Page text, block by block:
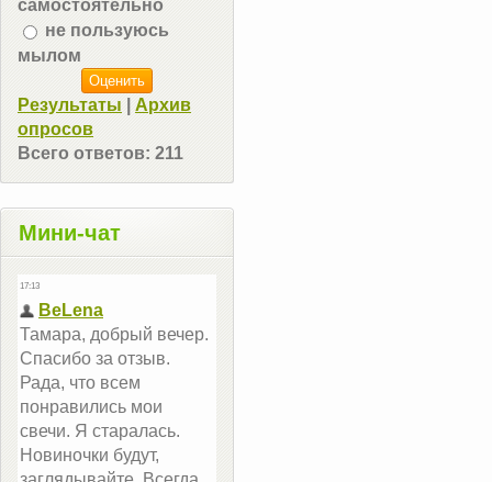
самостоятельно
не пользуюсь
мылом
Результаты
Архив
опросов
Всего ответов: 211
Мини-чат